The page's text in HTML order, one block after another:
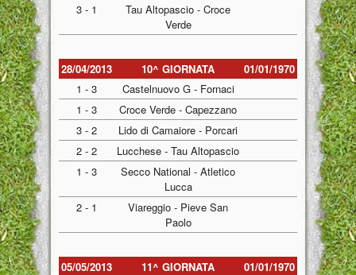
3 - 1
Tau Altopascio - Croce
Verde
28/04/2013 10^ GIORNATA
01/01/1970
1 - 3
Castelnuovo G - Fornaci
1 - 3
Croce Verde - Capezzano
3 - 2
Lido di Camaiore - Porcari
2 - 2
Lucchese - Tau Altopascio
1 - 3
Secco National - Atletico
Lucca
2 - 1
Viareggio - Pieve San
Paolo
05/05/2013 11^ GIORNATA
01/01/1970